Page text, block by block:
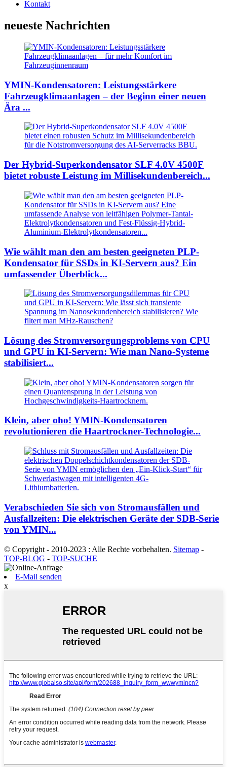
Kontakt
neueste Nachrichten
YMIN-Kondensatoren: Leistungsstärkere
Fahrzeugklimaanlagen – der Beginn einer neuen
Ära ...
Der Hybrid-Superkondensator SLF 4.0V 4500F
bietet robuste Leistung im Millisekundenbereich...
Wie wählt man den am besten geeigneten PLP-
Kondensator für SSDs in KI-Servern aus? Ein
umfassender Überblick...
Lösung des Stromversorgungsproblems von CPU
und GPU in KI-Servern: Wie man Nano-Systeme
stabilisiert...
Klein, aber oho! YMIN-Kondensatoren
revolutionieren die Haartrockner-Technologie...
Verabschieden Sie sich von Stromausfällen und
Ausfallzeiten: Die elektrischen Geräte der SDB-Serie
von YMIN...
© Copyright - 2010-2023 : Alle Rechte vorbehalten. Sitemap -
TOP-BLOG - TOP-SUCHE
E-Mail senden
x